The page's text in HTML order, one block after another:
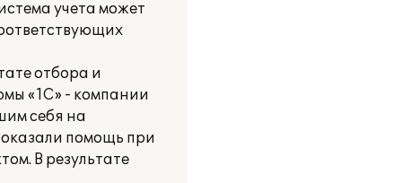
учета может
отбора и
«1С» - компании
себя на
помощь при
В результате